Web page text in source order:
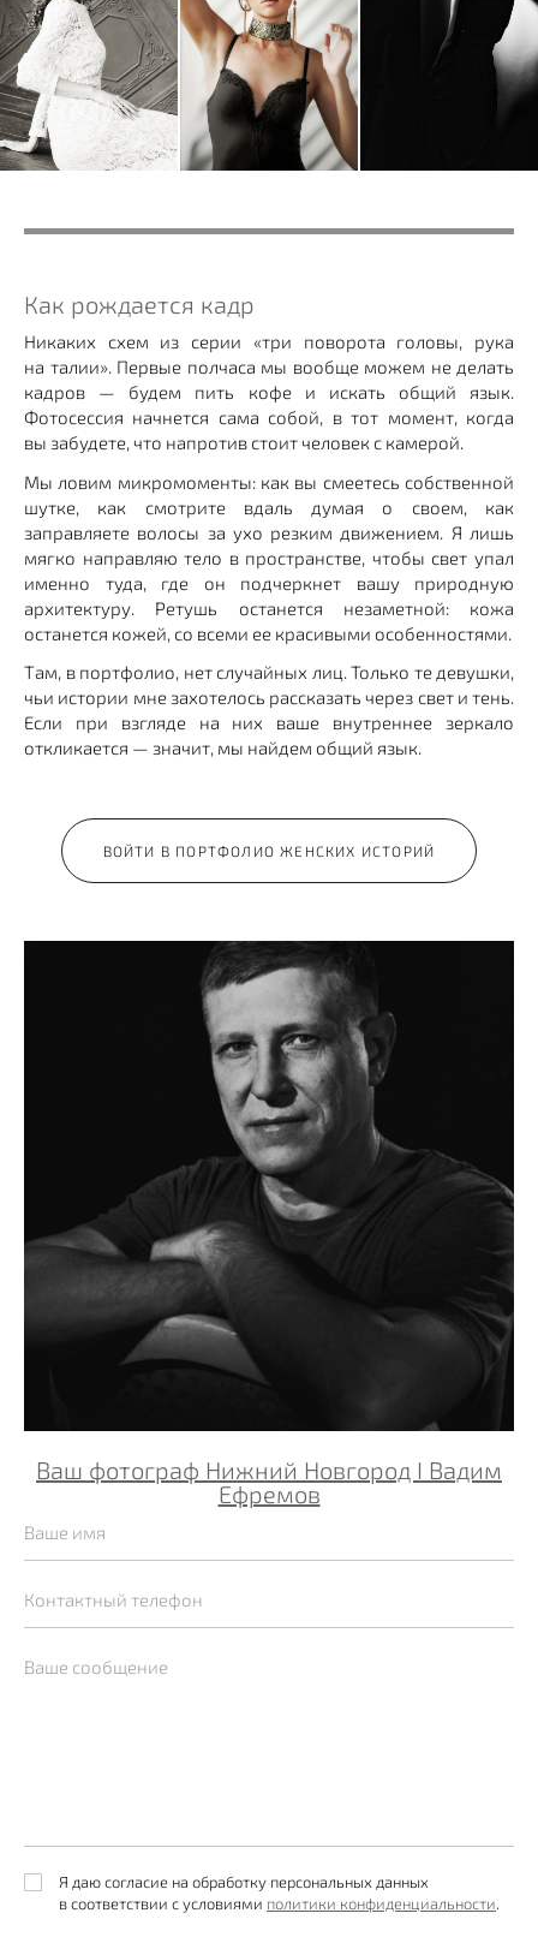
Как рождается кадр
Никаких схем из серии «три поворота головы, рука
на талии». Первые полчаса мы вообще можем не делать
кадров — будем пить кофе и искать общий язык.
Фотосессия начнется сама собой, в тот момент, когда
вы забудете, что напротив стоит человек с камерой.
Мы ловим микромоменты: как вы смеетесь собственной
шутке, как смотрите вдаль думая о своем, как
заправляете волосы за ухо резким движением. Я лишь
мягко направляю тело в пространстве, чтобы свет упал
именно туда, где он подчеркнет вашу природную
архитектуру. Ретушь останется незаметной: кожа
останется кожей, со всеми ее красивыми особенностями.
Там, в портфолио, нет случайных лиц. Только те девушки,
чьи истории мне захотелось рассказать через свет и тень.
Если при взгляде на них ваше внутреннее зеркало
откликается — значит, мы найдем общий язык.
ВОЙТИ В ПОРТФОЛИО ЖЕНСКИХ ИСТОРИЙ
Ваш фотограф Нижний Новгород I Вадим
Ефремов
Я даю согласие на обработку персональных данных
в соответствии с условиями политики конфиденциальности.